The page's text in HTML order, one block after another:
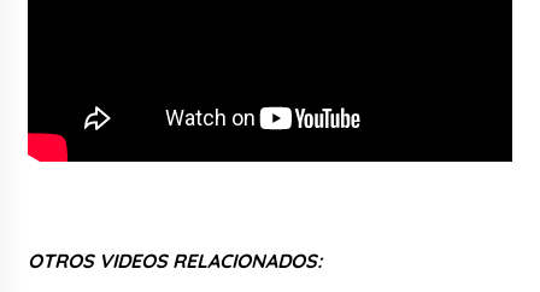
OTROS VIDEOS RELACIONADOS: